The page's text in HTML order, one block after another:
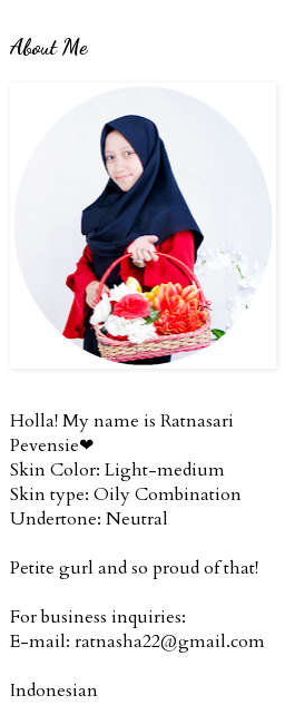
About Me
Holla! My name is Ratnasari
Pevensie❤
Skin Color: Light-medium
Skin type: Oily Combination
Undertone: Neutral
Petite gurl and so proud of that!
For business inquiries:
E-mail: ratnasha22@gmail.com
Indonesian